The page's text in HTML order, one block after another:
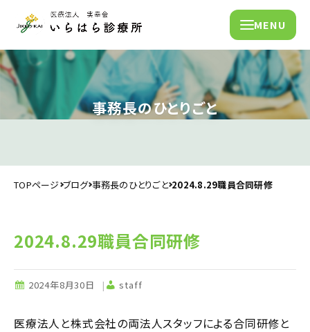
MENU
事務長のひとりごと
TOPページ ブログ 事務長のひとりごと 2024.8.29職員合同研修
2024.8.29職員合同研修
2024年8月30日 staff
医療法人と株式会社の両法人スタッフによる合同研修と